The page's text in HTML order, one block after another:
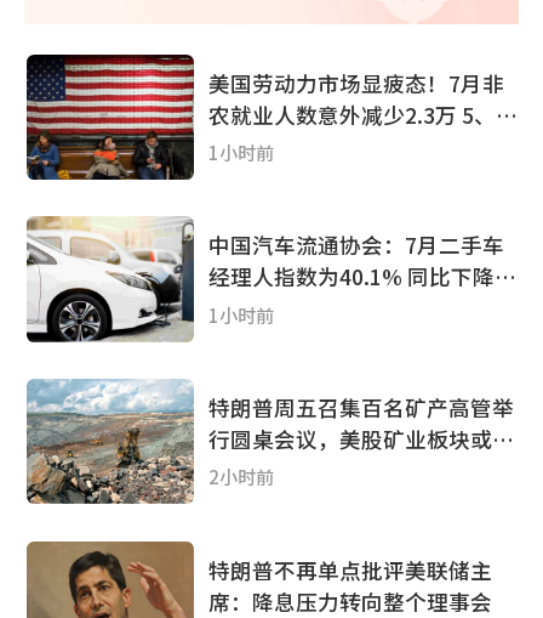
美国劳动力市场显疲态！7月非
农就业人数意外减少2.3万 5、6
月数据遭大幅下修 美联储加息
1小时前
中国汽车流通协会：7月二手车
经理人指数为40.1% 同比下降
1.6个百分点
1小时前
特朗普周五召集百名矿产高管举
行圆桌会议，美股矿业板块或迎
政策利好
2小时前
特朗普不再单点批评美联储主
席：降息压力转向整个理事会